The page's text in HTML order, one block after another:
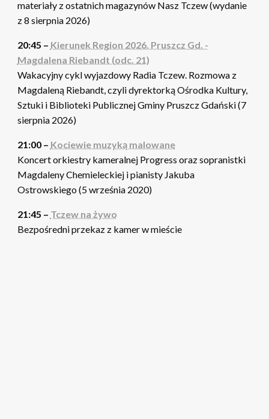
materiały z ostatnich magazynów Nasz Tczew (wydanie
z 8 sierpnia 2026)
20:45 – Kierunek Region 2026. Pruszcz Gd. -
Magdalena Riebandt (odc. 21)
Wakacyjny cykl wyjazdowy Radia Tczew. Rozmowa z
Magdaleną Riebandt, czyli dyrektorką Ośrodka Kultury,
Sztuki i Biblioteki Publicznej Gminy Pruszcz Gdański (7
sierpnia 2026)
21:00 – Kociewie muzyką malowane
Koncert orkiestry kameralnej Progress oraz sopranistki
Magdaleny Chemieleckiej i pianisty Jakuba
Ostrowskiego (5 września 2020)
21:45 – Tczew na żywo
Bezpośredni przekaz z kamer w mieście